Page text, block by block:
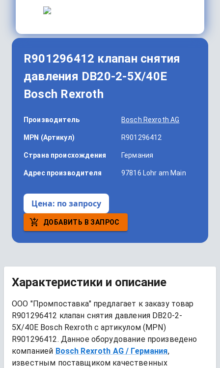
R901296412 клапан снятия
давления DB20-2-5X/40E
Bosch Rexroth
Производитель Bosch Rexroth AG
MPN (Артикул) R901296412
Страна происхождения Германия
Адрес производителя 97816 Lohr am Main
Цена: по запросу
ДОБАВИТЬ В ЗАПРОС
Характеристики и описание
ООО "Промпоставка" предлагает к заказу товар
R901296412 клапан снятия давления DB20-2-
5X/40E Bosch Rexroth
с артикулом (MPN)
R901296412. Данное оборудование произведено
компанией Bosch Rexroth AG / Германия,
известным поставщиком качественных